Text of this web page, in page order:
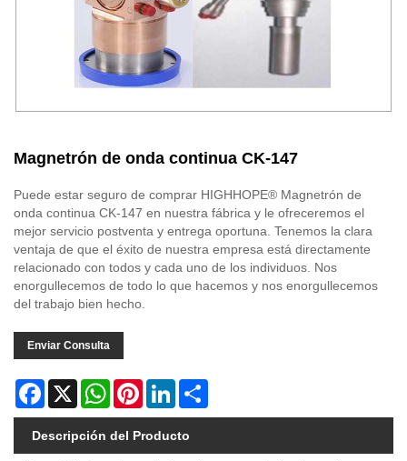
Magnetrón de onda continua CK-147
Puede estar seguro de comprar HIGHHOPE® Magnetrón de
onda continua CK-147 en nuestra fábrica y le ofreceremos el
mejor servicio postventa y entrega oportuna. Tenemos la clara
ventaja de que el éxito de nuestra empresa está directamente
relacionado con todos y cada uno de los individuos. Nos
enorgullecemos de todo lo que hacemos y nos enorgullecemos
del trabajo bien hecho.
Enviar Consulta
Facebook
X WhatsAppPinterestLinkedIn
Descripción del Producto